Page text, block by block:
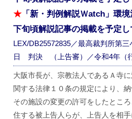
★ 「新・判例解説Ｗatch」環
下旬頃解説記事の掲載を予定
LEX/DB25572835／最高裁判所第
日 判決 （上告審）／令和4年（
大阪市長が、宗教法人であるＡ寺
関する法律１０条の規定により、
その施設の変更の許可をしたとこ
住する被上告人らが、上告人を相